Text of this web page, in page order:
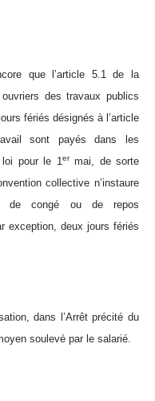
que l’article 5.1 de la
des travaux publics
fériés désignés à l’article
sont payés dans les
loi pour le 1ermai, de sorte
collective n’instaure
de congé ou de repos
exception, deux jours fériés
dans l’Arrêt précité du
soulevé par le salarié.